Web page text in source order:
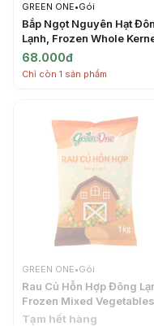
GREEN ONE•Gói
Bắp Ngọt Nguyên Hạt
Lạnh, Frozen Whole
Sweet Corn (1kg) - GREEN
ONE
68.000đ
Chỉ còn 1 sản phẩm
GREEN ONE•Gói
Rau Củ Hỗn Hợp Đông
Frozen Mixed Vegetables
(1kg) - GREEN ONE
Tạm hết hàng